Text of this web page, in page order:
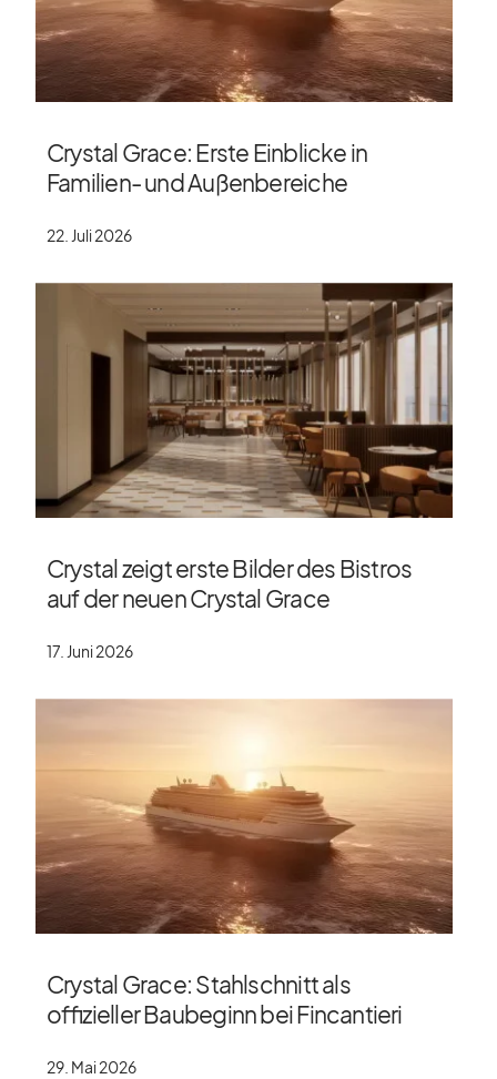
Crystal Grace: Erste Einblicke in
Familien- und Außenbereiche
22. Juli 2026
Crystal zeigt erste Bilder des Bistros
auf der neuen Crystal Grace
17. Juni 2026
Crystal Grace: Stahlschnitt als
offizieller Baubeginn bei Fincantieri
29. Mai 2026